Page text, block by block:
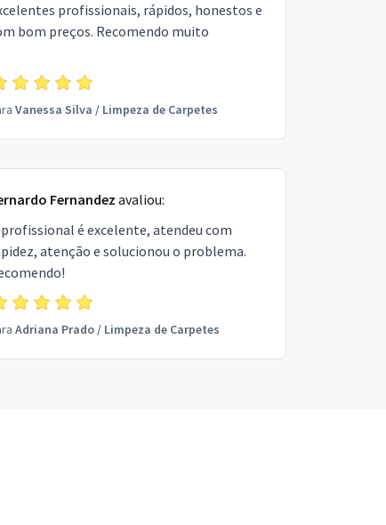
profissionais, rápidos, honestos e
bom preços. Recomendo muito
Vanessa Silva / Limpeza de Carpetes
Fernandez avaliou:
é excelente, atendeu com
atenção e solucionou o problema.
Adriana Prado/ Limpeza de Carpetes